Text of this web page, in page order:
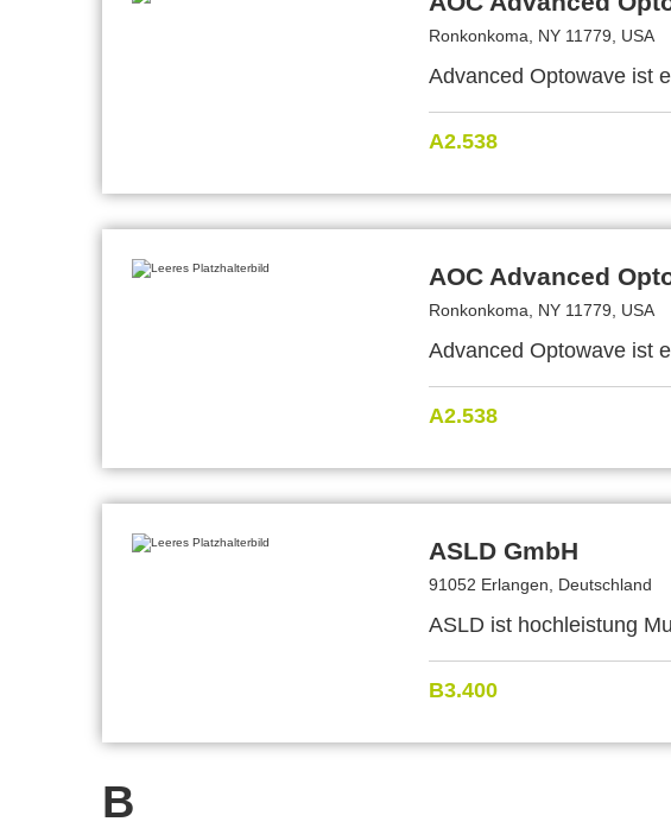
Ronkonkoma, NY 11779, USA
Advanced Optowave ist
A2.538
AOC Advanced
Ronkonkoma, NY 11779, USA
Advanced Optowave ist
A2.538
ASLD GmbH
91052 Erlangen, Deutschland
ASLD ist hochleistung
B3.400
B